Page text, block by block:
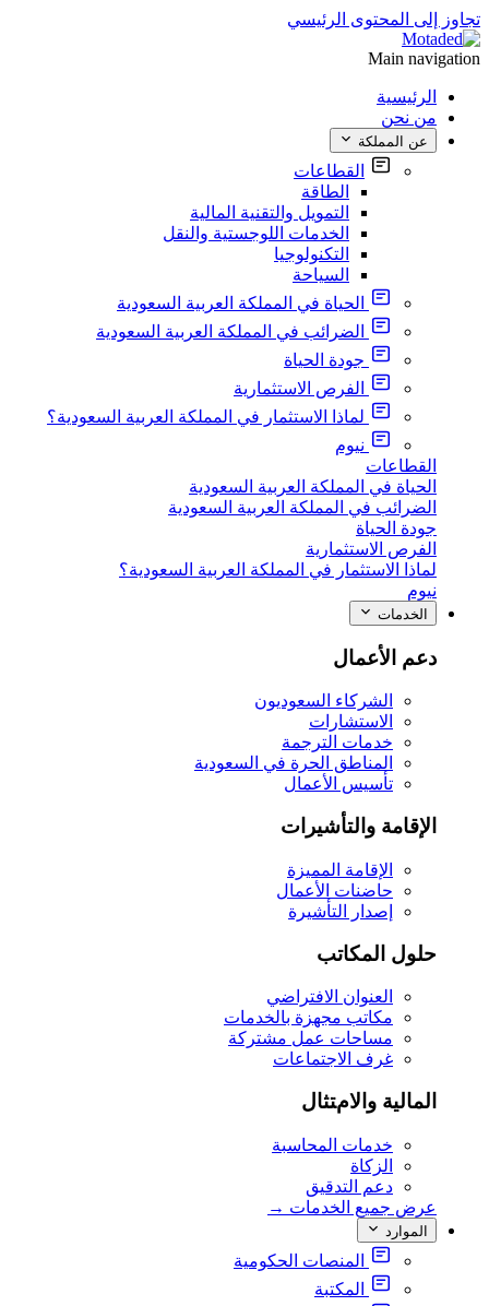
تجاوز إلى المحتوى الرئيسي
Main navigation
الرئيسية
من نحن
عن المملكة
القطاعات
الطاقة
التمويل والتقنية المالية
الخدمات اللوجستية والنقل
التكنولوجيا
السياحة
الحياة في المملكة العربية السعودية
الضرائب في المملكة العربية السعودية
جودة الحياة
الفرص الاستثمارية
لماذا الاستثمار في المملكة العربية السعودية؟
نيوم
القطاعات
الحياة في المملكة العربية السعودية
الضرائب في المملكة العربية السعودية
جودة الحياة
الفرص الاستثمارية
لماذا الاستثمار في المملكة العربية السعودية؟
نيوم
الخدمات
دعم الأعمال
الشركاء السعوديون
الاستشارات
خدمات الترجمة
المناطق الحرة في السعودية
تأسيس الأعمال
الإقامة والتأشيرات
الإقامة المميزة
حاضنات الأعمال
إصدار التأشيرة
حلول المكاتب
العنوان الافتراضي
مكاتب مجهزة بالخدمات
مساحات عمل مشتركة
غرف الاجتماعات
المالية والامتثال
خدمات المحاسبة
الزكاة
دعم التدقيق
عرض جميع الخدمات →
الموارد
المنصات الحكومية
المكتبة